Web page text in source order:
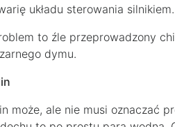
układu sterowania silnikiem.
to źle przeprowadzony
dymu.
może, ale nie musi oznaczać